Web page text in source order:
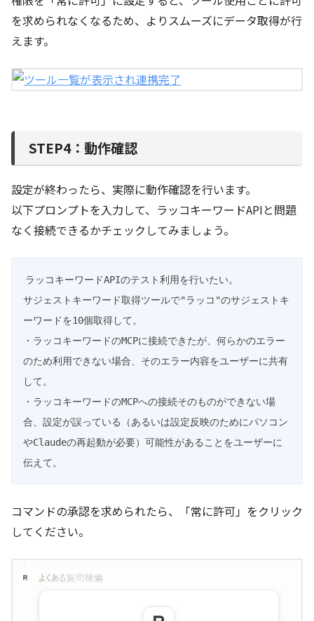
を求められなくなるため、よりスムーズにデータ取得が行
えます。
STEP4：動作確認
設定が終わったら、実際に動作確認を行います。
以下プロンプトを入力して、ラッコキーワードAPIと問題
なく接続できるかチェックしてみましょう。
ラッコキーワードAPIのテスト利用を行いたい。
サジェストキーワード取得ツールで"ラッコ"のサジェストキ
ーワードを10個取得して。
・ラッコキーワードのMCPに接続できたが、何らかのエラー
のため利用できない場合、そのエラー内容をユーザーに共有
して。
・ラッコキーワードのMCPへの接続そのものができない場
合、設定が誤っている（あるいは設定反映のためにパソコン
やClaudeの再起動が必要）可能性があることをユーザーに
伝えて。
コマンドの承認を求められたら、「常に許可」をクリック
してください。